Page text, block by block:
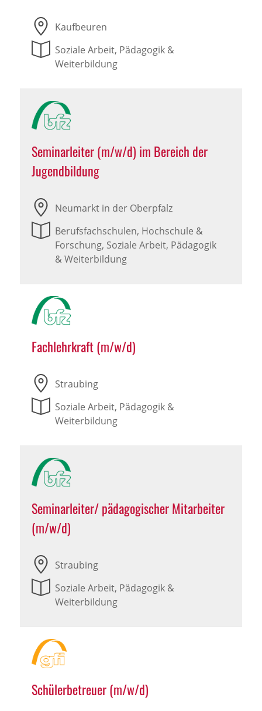
Kaufbeuren
Soziale Arbeit, Pädagogik &
Weiterbildung
Seminarleiter (m/w/d) im Bereich der
Jugendbildung
Neumarkt in der Oberpfalz
Berufsfachschulen, Hochschule &
Forschung, Soziale Arbeit, Pädagogik
& Weiterbildung
Fachlehrkraft (m/w/d)
Straubing
Soziale Arbeit, Pädagogik &
Weiterbildung
Seminarleiter/ pädagogischer Mitarbeiter
(m/w/d)
Straubing
Soziale Arbeit, Pädagogik &
Weiterbildung
Schülerbetreuer (m/w/d)